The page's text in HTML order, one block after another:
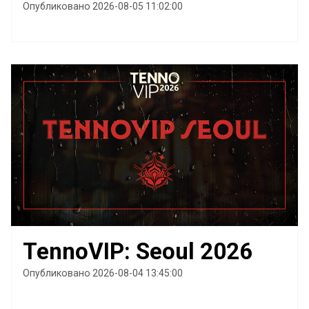
Опубликовано 2026-08-05 11:02:00
TennoVIP: Seoul 2026
Опубликовано 2026-08-04 13:45:00